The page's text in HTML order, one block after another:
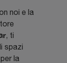
noi e la
, ti
spazi
la